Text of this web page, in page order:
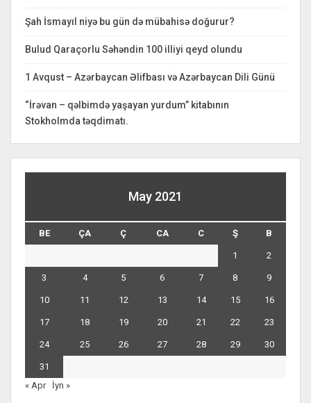
Şah İsmayıl niyə bu gün də mübahisə doğurur?
Bulud Qaraçorlu Səhəndin 100 illiyi qeyd olundu
1 Avqust – Azərbaycan Əlifbası və Azərbaycan Dili Günü
“İrəvan – qəlbimdə yaşayan yurdum” kitabının
Stokholmda təqdimatı.
May 2021
BE ÇA Ç CA C Ş B
1 2
3 4 5 6 7 8 9
10 11 12 13 14 15 16
17 18 19 20 21 22 23
24 25 26 27 28 29 30
31
« Apr
İyn »